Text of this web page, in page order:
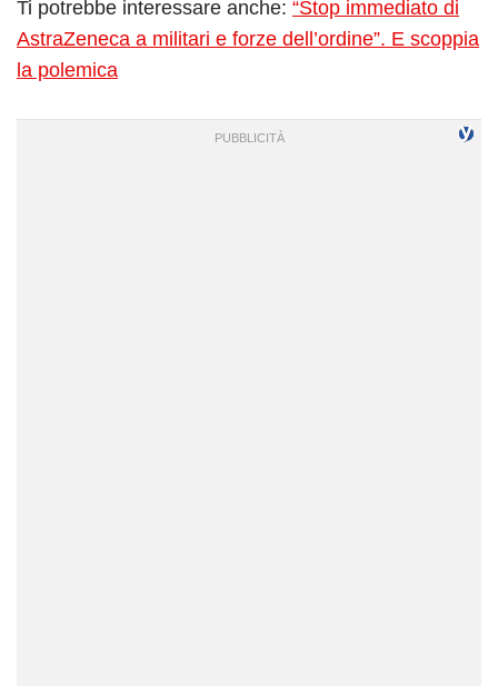
Ti potrebbe interessare anche: “Stop immediato di
AstraZeneca a militari e forze dell’ordine”. E scoppia
la polemica